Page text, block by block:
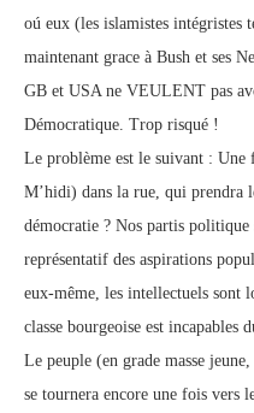
oú eux (les islamistes intégristes
maintenant grace à Bush et ses
GB et USA ne VEULENT pas
Démocratique. Trop risqué !
Le problème est le suivant :
M’hidi) dans la rue, qui prendra
démocratie ? Nos partis politique
représentatif des aspirations
eux-même, les intellectuels sont
classe bourgeoise est
Le peuple (en grade masse
se tournera encore une fois vers